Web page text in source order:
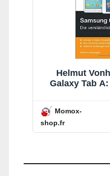
Helmut
Galaxy Tab
Momox-
shop.fr